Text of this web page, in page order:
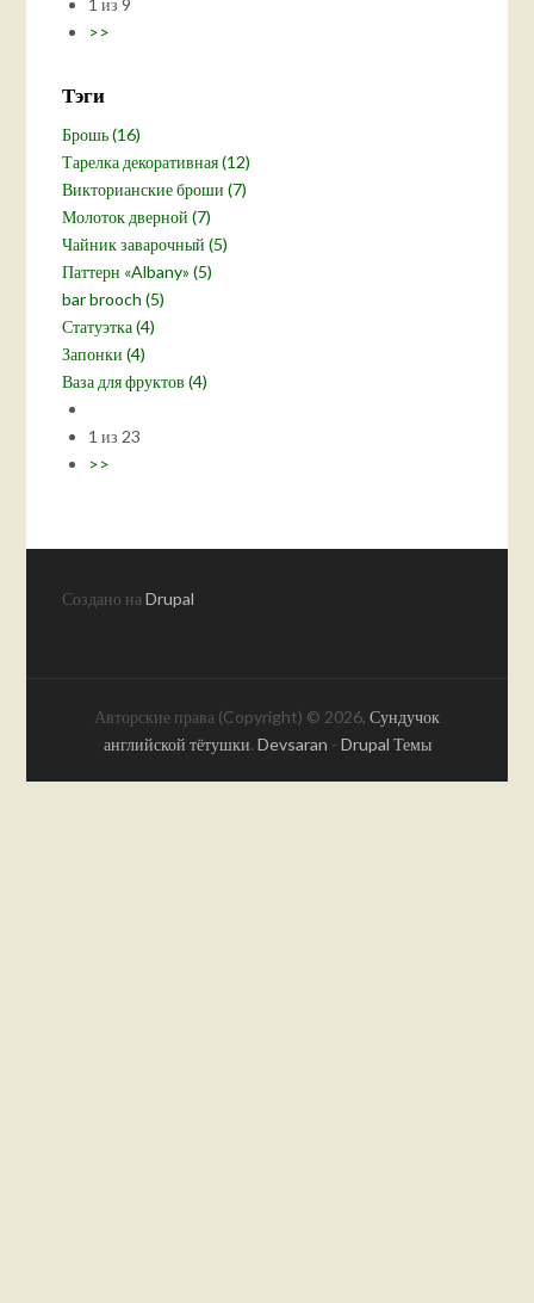
1 из 9
>>
Тэги
Брошь (16)
Тарелка декоративная (12)
Викторианские броши (7)
Молоток дверной (7)
Чайник заварочный (5)
Паттерн «Albany» (5)
bar brooch (5)
Статуэтка (4)
Запонки (4)
Ваза для фруктов (4)
1 из 23
>>
Создано наDrupal
Авторские права (Copyright) © 2026, Сундучок
английской тётушки. Devsaran - Drupal Темы